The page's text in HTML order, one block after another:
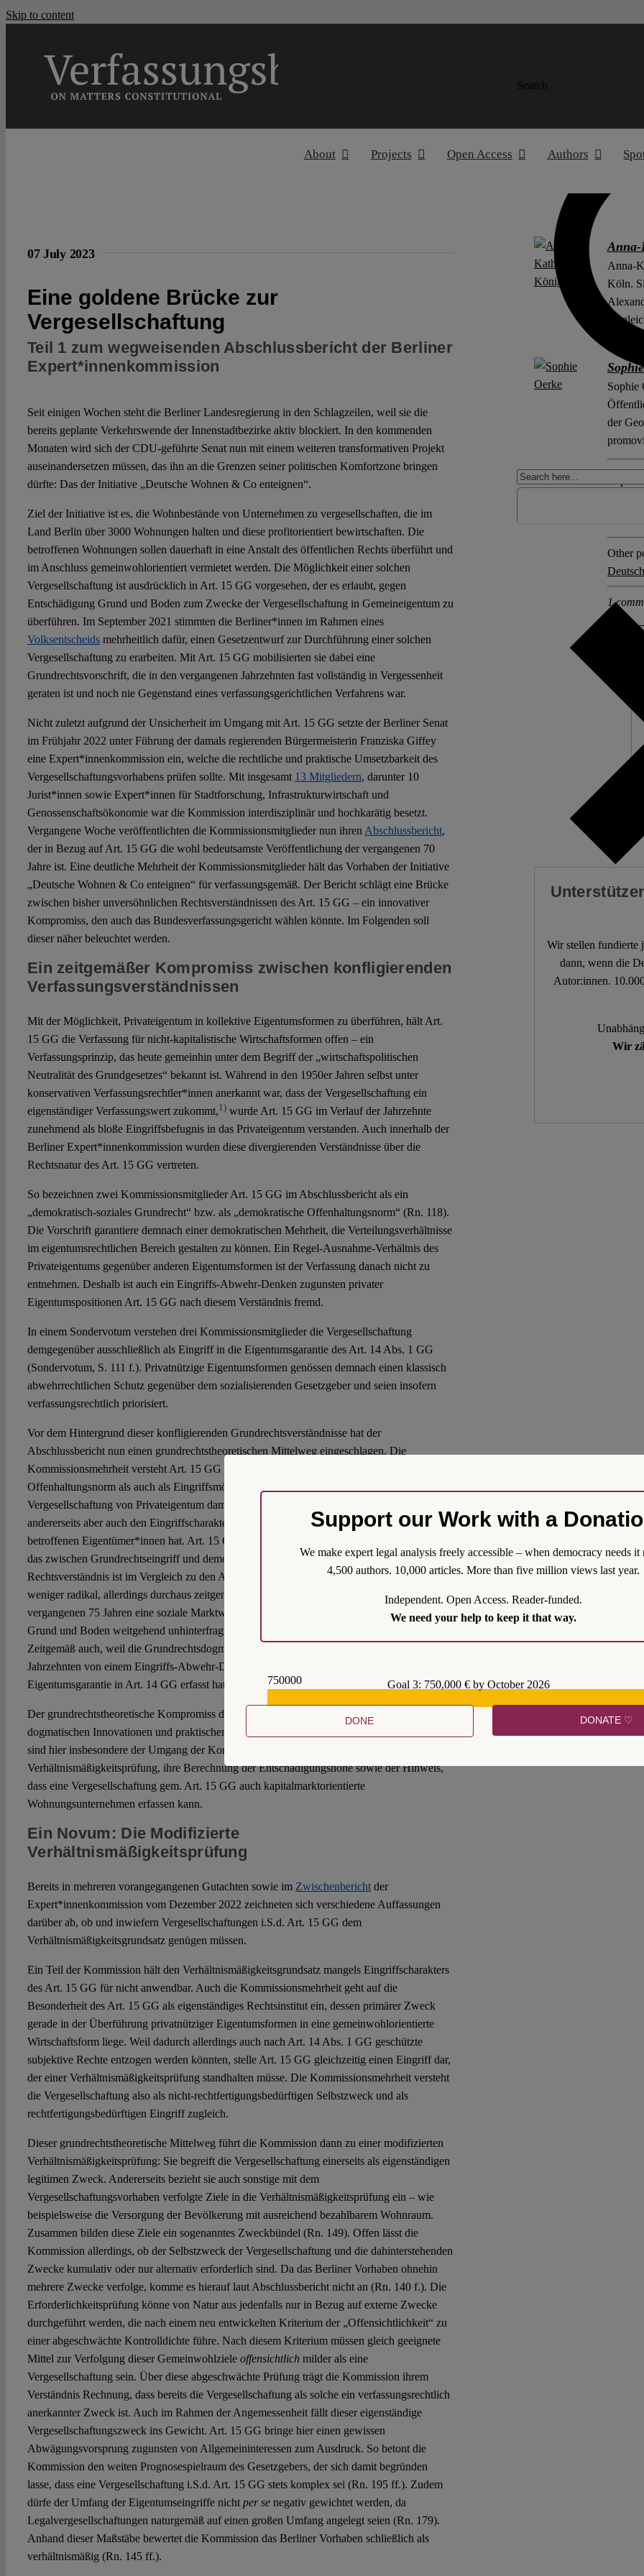
Skip to content
Search
About Projects Open Access Authors
07 July 2023
Eine goldene Brücke zur
Vergesellschaftung
Teil 1 zum wegweisenden Abschlussbericht der Berliner
Expert*innenkommission
Seit einigen Wochen steht die Berliner Landesregierung in den Schlagzeilen, weil sie die
bereits geplante Verkehrswende der Innenstadtbezirke aktiv blockiert. In den kommenden
Monaten wird sich der CDU-geführte Senat nun mit einem weiteren transformativen Projekt
auseinandersetzen müssen, das ihn an die Grenzen seiner politischen Komfortzone bringen
dürfte: Das der Initiative „Deutsche Wohnen & Co enteignen“.
Ziel der Initiative ist es, die Wohnbestände von Unternehmen zu vergesellschaften, die im
Land Berlin über 3000 Wohnungen halten und diese profitorientiert bewirtschaften. Die
betroffenen Wohnungen sollen dauerhaft in eine Anstalt des öffentlichen Rechts überführt und
im Anschluss gemeinwohlorientiert vermietet werden. Die Möglichkeit einer solchen
Vergesellschaftung ist ausdrücklich in Art. 15 GG vorgesehen, der es erlaubt, gegen
Entschädigung Grund und Boden zum Zwecke der Vergesellschaftung in Gemeineigentum zu
überführen. Im September 2021 stimmten die Berliner*innen im Rahmen eines
Volksentscheidsmehrheitlich dafür, einen Gesetzentwurf zur Durchführung einer solchen
Vergesellschaftung zu erarbeiten. Mit Art. 15 GG mobilisierten sie dabei eine
Grundrechtsvorschrift, die in den vergangenen Jahrzehnten fast vollständig in Vergessenheit
geraten ist und noch nie Gegenstand eines verfassungsgerichtlichen Verfahrens war.
Nicht zuletzt aufgrund der Unsicherheit im Umgang mit Art. 15 GG setzte der Berliner Senat
im Frühjahr 2022 unter Führung der damals regierenden Bürgermeisterin Franziska Giffey
eine Expert*innenkommission ein, welche die rechtliche und praktische Umsetzbarkeit des
Vergesellschaftungsvorhabens prüfen sollte. Mit insgesamt 13 Mitgliedern, darunter 10
Jurist*innen sowie Expert*innen für Stadtforschung, Infrastrukturwirtschaft und
Genossenschaftsökonomie war die Kommission interdisziplinär und hochkarätig besetzt.
Vergangene Woche veröffentlichten die Kommissionsmitglieder nun ihrenAbschlussbericht,
der in Bezug auf Art. 15 GG die wohl bedeutsamste Veröffentlichung der vergangenen 70
Jahre ist. Eine deutliche Mehrheit der Kommissionsmitglieder hält das Vorhaben der Initiative
„Deutsche Wohnen & Co enteignen“ für verfassungsgemäß. Der Bericht schlägt eine Brücke
zwischen bisher unversöhnlichen Rechtsverständnissen des Art. 15 GG – ein innovativer
Kompromiss, den auch das Bundesverfassungsgericht wählen könnte. Im Folgenden soll
dieser näher beleuchtet werden.
Ein zeitgemäßer Kompromiss zwischen konfligierenden
Verfassungsverständnissen
Mit der Möglichkeit, Privateigentum in kollektive Eigentumsformen zu überführen, hält Art.
15 GG die Verfassung für nicht-kapitalistische Wirtschaftsformen offen – ein
Verfassungsprinzip, das heute gemeinhin unter dem Begriff der „wirtschaftspolitischen
Neutralität des Grundgesetzes“ bekannt ist. Während in den 1950er Jahren selbst unter
konservativen Verfassungsrechtler*innen anerkannt war, dass der Vergesellschaftung ein
eigenständiger Verfassungswert zukommt,1)wurde Art. 15 GG im Verlauf der Jahrzehnte
zunehmend als bloße Eingriffsbefugnis in das Privateigentum verstanden. Auch innerhalb der
Berliner Expert*innenkommission wurden diese divergierenden Verständnisse über die
Rechtsnatur des Art. 15 GG vertreten.
So bezeichnen zwei Kommissionsmitglieder Art. 15 GG im Abschlussbericht als ein
„demokratisch-soziales Grundrecht“ bzw. als „demokratische Offenhaltungsnorm“ (Rn. 118).
Die Vorschrift garantiere demnach einer demokratischen Mehrheit, die Verteilungsverhältnisse
im eigentumsrechtlichen Bereich gestalten zu können. Ein Regel-Ausnahme-Verhältnis des
Privateigentums gegenüber anderen Eigentumsformen ist der Verfassung danach nicht zu
entnehmen. Deshalb ist auch ein Eingriffs-Abwehr-Denken zugunsten privater
Eigentumspositionen Art. 15 GG nach diesem Verständnis fremd.
In einem Sondervotum verstehen drei Kommissionsmitglieder die Vergesellschaftung
demgegenüber ausschließlich als Eingriff in die Eigentumsgarantie des Art. 14 Abs. 1 GG
(Sondervotum, S. 111 f.). Privatnützige Eigentumsformen genössen demnach einen klassisch
abwehrrechtlichen Schutz gegenüber dem sozialisierenden Gesetzgeber und seien insofern
verfassungsrechtlich priorisiert.
Vor dem Hintergrund dieser konfligierenden Grundrechtsverständnisse hat der
Abschlussbericht nun einen grundrechtstheoretischen Mittelweg eingeschlagen. Die
Kommissionsmehrheit versteht Art. 15 GG sowohl als wirtschaftspolitische
Offenhaltungsnorm als auch als Eingriffsmöglichkeit in das Privateigentum. Sie erkennt die
Vergesellschaftung von Privateigentum damit als eigenständigen Zweck an, berücksichtigt
andererseits aber auch den Eingriffscharakter, den ein solches Vorhaben gegenüber
betroffenen Eigentümer*innen hat. Art. 15 GG ist demnach ein eigenständiges Rechtsinstitut,
das zwischen Grundrechtseingriff und demokratischem Gestaltungsrecht steht. Dieses
Rechtsverständnis ist im Vergleich zu den Auslegungsvorschlägen der 1940er und 50er Jahre
weniger radikal, allerdings durchaus zeitgemäß. Zeitgemäß, weil sich in Deutschland in den
vergangenen 75 Jahren eine soziale Marktwirtschaft etabliert hat, in der das Privateigentum an
Grund und Boden weitgehend unhinterfragt zum politischen
Zeitgemäß auch, weil die Grundrechtsdogmatik des Bundesverfassungsgerichts seit vielen
Jahrzehnten von einem Eingriffs-Abwehr-Denken geprägt ist, das auch die Auslegung der
Eigentumsgarantie in Art. 14 GG erfasst hat.
Der grundrechtstheoretische Kompromiss des Abschlussberichts schlägt sich in einigen
dogmatischen Innovationen und praktischen Umsetzungsvorschlägen nieder. Hervorzuheben
sind hier insbesondere der Umgang der Kommissionsmehrheit mit der
Verhältnismäßigkeitsprüfung, ihre Berechnung der Entschädigungshöhe sowie der Hinweis,
dass eine Vergesellschaftung gem. Art. 15 GG auch kapitalmarktorientierte
Wohnungsunternehmen erfassen kann.
Ein Novum: Die Modifizierte
Verhältnismäßigkeitsprüfung
Bereits in mehreren vorangegangenen Gutachten sowie im Zwischenberichtder
Expert*innenkommission vom Dezember 2022 zeichneten sich verschiedene Auffassungen
darüber ab, ob und inwiefern Vergesellschaftungen i.S.d. Art. 15 GG dem
Verhältnismäßigkeitsgrundsatz genügen müssen.
Ein Teil der Kommission hält den Verhältnismäßigkeitsgrundsatz mangels Eingriffscharakters
des Art. 15 GG für nicht anwendbar. Auch die Kommissionsmehrheit geht auf die
Besonderheit des Art. 15 GG als eigenständiges Rechtsinstitut ein, dessen primärer Zweck
gerade in der Überführung privatnütziger Eigentumsformen in eine gemeinwohlorientierte
Wirtschaftsform liege. Weil dadurch allerdings auch nach Art. 14 Abs. 1 GG geschützte
subjektive Rechte entzogen werden könnten, stelle Art. 15 GG gleichzeitig einen Eingriff dar,
der einer Verhältnismäßigkeitsprüfung standhalten müsse. Die Kommissionsmehrheit versteht
die Vergesellschaftung also als nicht-rechtfertigungsbedürftigen Selbstzweck und als
rechtfertigungsbedürftigen Eingriff zugleich.
Dieser grundrechtstheoretische Mittelweg führt die Kommission dann zu einer modifizierten
Verhältnismäßigkeitsprüfung: Sie begreift die Vergesellschaftung einerseits als eigenständigen
legitimen Zweck. Andererseits bezieht sie auch sonstige mit dem
Vergesellschaftungsvorhaben verfolgte Ziele in die Verhältnismäßigkeitsprüfung ein – wie
beispielsweise die Versorgung der Bevölkerung mit ausreichend bezahlbarem Wohnraum.
Zusammen bilden diese Ziele ein sogenanntes Zweckbündel (Rn. 149). Offen lässt die
Kommission allerdings, ob der Selbstzweck der Vergesellschaftung und die dahinterstehenden
Zwecke kumulativ oder nur alternativ erforderlich sind. Da das Berliner Vorhaben ohnehin
mehrere Zwecke verfolge, komme es hierauf laut Abschlussbericht nicht an (Rn. 140 f.). Die
Erforderlichkeitsprüfung könne von Natur aus jedenfalls nur in Bezug auf externe Zwecke
durchgeführt werden, die nach einem neu entwickelten Kriterium der „Offensichtlichkeit“ zu
einer abgeschwächte Kontrolldichte führe. Nach diesem Kriterium müssen gleich geeignete
Mittel zur Verfolgung dieser Gemeinwohlziele offensichtlich milder als eine
Vergesellschaftung sein. Über diese abgeschwächte Prüfung trägt die Kommission ihrem
Verständnis Rechnung, dass bereits die Vergesellschaftung als solche ein verfassungsrechtlich
anerkannter Zweck ist. Auch im Rahmen der Angemessenheit fällt dieser eigenständige
Vergesellschaftungszweck ins Gewicht. Art. 15 GG bringe hier einen gewissen
Abwägungsvorsprung zugunsten von Allgemeininteressen zum Ausdruck. So betont die
Kommission den weiten Prognosespielraum des Gesetzgebers, der sich damit begründen
lasse, dass eine Vergesellschaftung i.S.d. Art. 15 GG stets komplex sei (Rn. 195 ff.). Zudem
dürfe der Umfang der Eigentumseingriffe nichtper senegativ gewichtet werden, da
Legalvergesellschaftungen naturgemäß auf einen großen Umfang angelegt seien (Rn. 179).
Anhand dieser Maßstäbe bewertet die Kommission das Berliner Vorhaben schließlich als
verhältnismäßig (Rn. 145 ff.).
Anna-
Köln.
Sophie
der
Other
1
Wir stellen fundierte
dann, wenn die
Autor:innen.
Wir
Support our Work with a
We make expert legal analysis freely accessible – when democracy needs it
4,500 authors. 10,000 articles. More than five million views last year.
Independent. Open Access. Reader-funded.
We need your help to keep it that way.
750000
Goal 3: 750,000 € by October 2026
DONE DONATE ♡